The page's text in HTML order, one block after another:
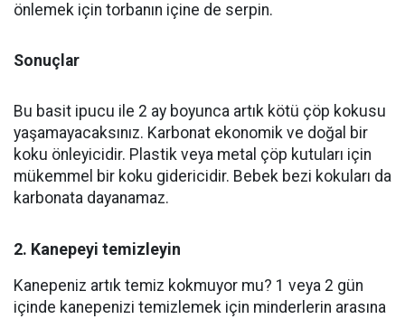
önlemek için torbanın içine de serpin.
Sonuçlar
Bu basit ipucu ile 2 ay boyunca artık kötü çöp kokusu
yaşamayacaksınız. Karbonat ekonomik ve doğal bir
koku önleyicidir. Plastik veya metal çöp kutuları için
mükemmel bir koku gidericidir. Bebek bezi kokuları da
karbonata dayanamaz.
2. Kanepeyi temizleyin
Kanepeniz artık temiz kokmuyor mu? 1 veya 2 gün
içinde kanepenizi temizlemek için minderlerin arasına